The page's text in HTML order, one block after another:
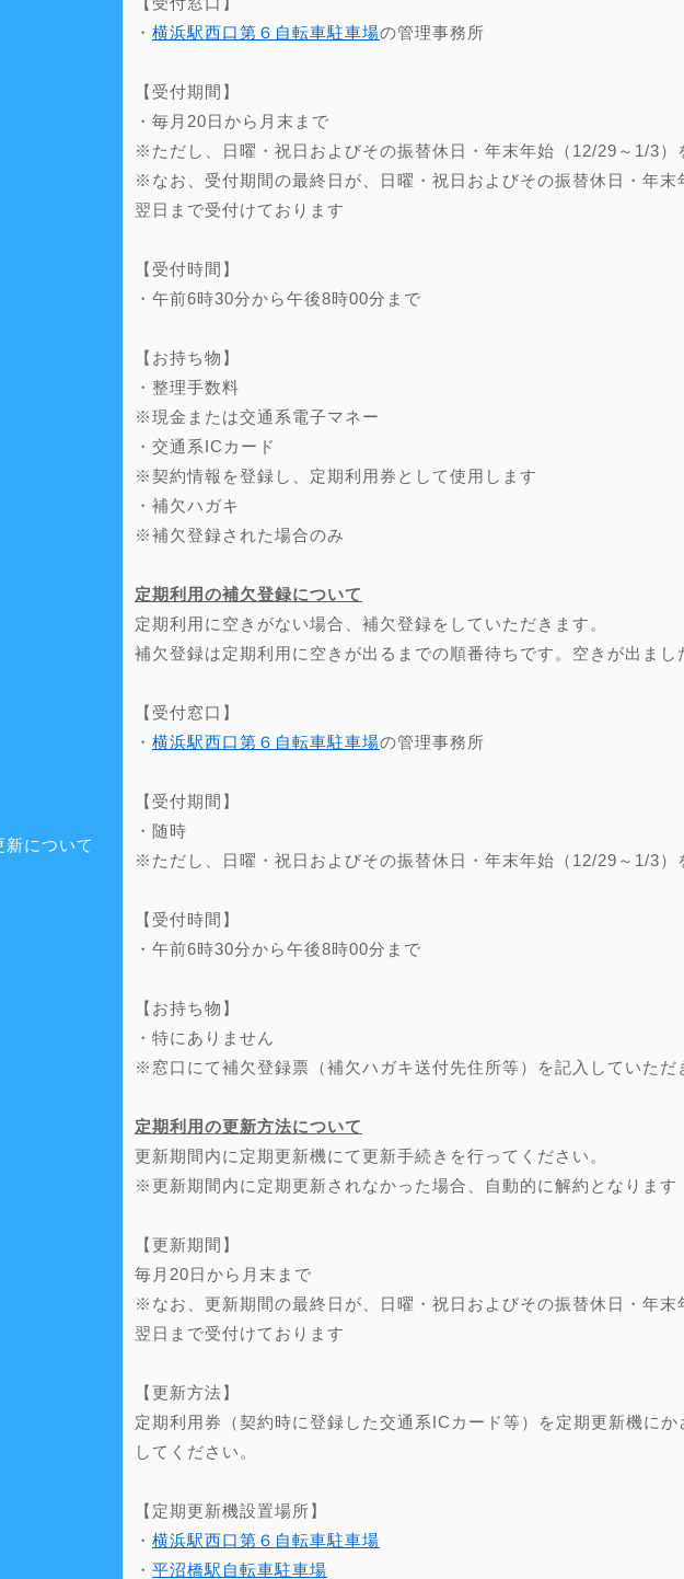
新について
・ 横浜駅西口第６自転車駐車場の管理事務所
【受付期間】
・毎月20日から月末まで
※ただし、日曜・祝日およびその振替休日・年末年始（12/29～1/3）
※なお、受付期間の最終日が、日曜・祝日およびその振替休日・年
翌日まで受付けております
【受付時間】
・午前6時30分から午後8時00分まで
【お持ち物】
・整理手数料
※現金または交通系電子マネー
・交通系ICカード
※契約情報を登録し、定期利用券として使用します
・補欠ハガキ
※補欠登録された場合のみ
定期利用の補欠登録について
定期利用に空きがない場合、補欠登録をしていただきます。
補欠登録は定期利用に空きが出るまでの順番待ちです。空きが出ま
【受付窓口】
・ 横浜駅西口第６自転車駐車場の管理事務所
【受付期間】
・随時
※ただし、日曜・祝日およびその振替休日・年末年始（12/29～1/3）
【受付時間】
・午前6時30分から午後8時00分まで
【お持ち物】
・特にありません
※窓口にて補欠登録票（補欠ハガキ送付先住所等）を記入していただ
定期利用の更新方法について
更新期間内に定期更新機にて更新手続きを行ってください。
※更新期間内に定期更新されなかった場合、自動的に解約となります
【更新期間】
毎月20日から月末まで
※なお、更新期間の最終日が、日曜・祝日およびその振替休日・年
翌日まで受付けております
【更新方法】
定期利用券（契約時に登録した交通系ICカード等）を定期更新機に
してください。
【定期更新機設置場所】
・ 横浜駅西口第６自転車駐車場
・ 平沼橋駅自転車駐車場